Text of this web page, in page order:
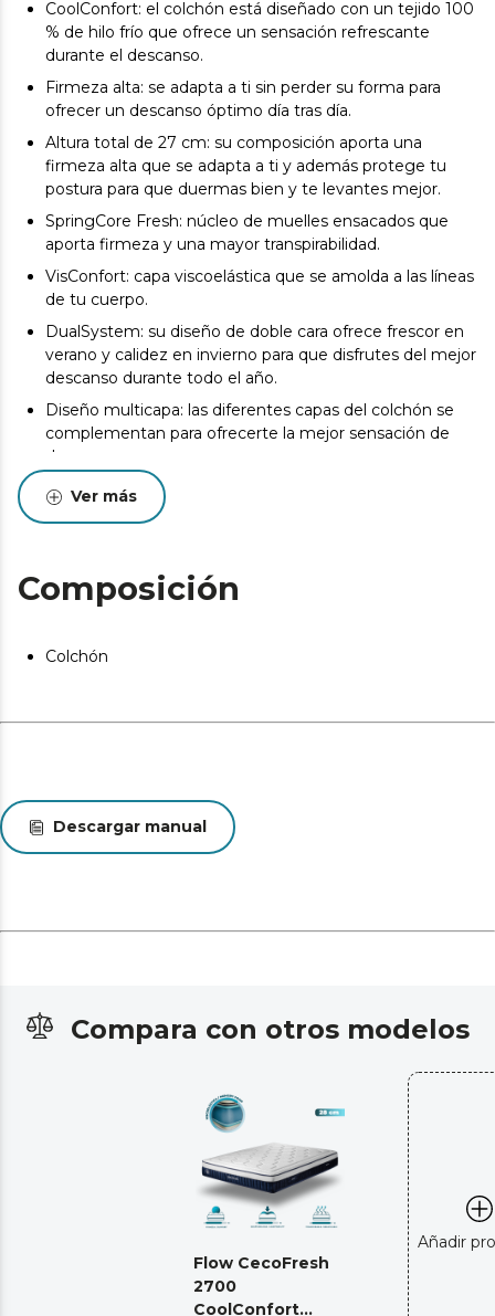
CoolConfort: el colchón está diseñado con un tejido 100
% de hilo frío que ofrece un sensación refrescante
durante el descanso.
Firmeza alta: se adapta a ti sin perder su forma para
ofrecer un descanso óptimo día tras día.
Altura total de 27 cm: su composición aporta una
firmeza alta que se adapta a ti y además protege tu
postura para que duermas bien y te levantes mejor.
SpringCore Fresh: núcleo de muelles ensacados que
aporta firmeza y una mayor transpirabilidad.
VisConfort: capa viscoelástica que se amolda a las líneas
de tu cuerpo.
DualSystem: su diseño de doble cara ofrece frescor en
verano y calidez en invierno para que disfrutes del mejor
descanso durante todo el año.
Diseño multicapa: las diferentes capas del colchón se
complementan para ofrecerte la mejor sensación de
descanso.
SeparateMuv: tecnología que favorece la
independencia de lechos, para que ningún movimiento
Colchón doblado y envasado al vacío: el colchón se
envía doblado, enrollado y envasado al vacío para que
Diseño a medida: el colchón está disponible en todas las
Desde el inicio del uso del colchón se produce un
reparación o compensación.
Pueden existir leves diferencias entre el producto
Ver más
Composición
Colchón
Descargar manual
Compara con otros modelos
Flow CecoFresh
2700
CoolConfort
Añadir